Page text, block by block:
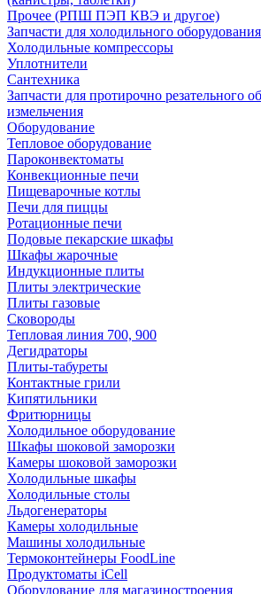
Прочее (РПШ ПЭП КВЭ и другое)
Запчасти для холодильного оборудования
Холодильные компрессоры
Уплотнители
Сантехника
Запчасти для протирочно резательного
измельчения
Оборудование
Тепловое оборудование
Пароконвектоматы
Конвекционные печи
Пищеварочные котлы
Печи для пиццы
Ротационные печи
Подовые пекарские шкафы
Шкафы жарочные
Индукционные плиты
Плиты электрические
Плиты газовые
Сковороды
Тепловая линия 700, 900
Дегидраторы
Плиты-табуреты
Контактные грили
Кипятильники
Фритюрницы
Холодильное оборудование
Шкафы шоковой заморозки
Камеры шоковой заморозки
Холодильные шкафы
Холодильные столы
Льдогенераторы
Камеры холодильные
Машины холодильные
Термоконтейнеры FoodLine
Продуктоматы iCell
Оборудование для магазиностроения